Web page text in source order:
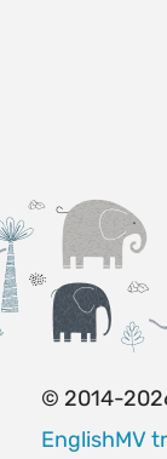
© 2014-
EnglishMV